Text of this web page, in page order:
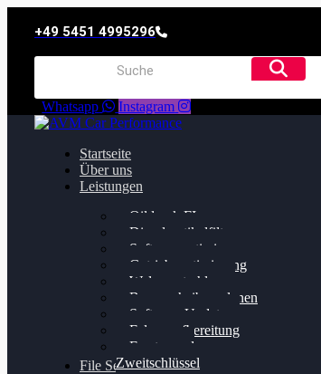
+49 5451 4995296
Whatsapp Instagram
Startseite
Über uns
Leistungen
Oildruck FIx
Dieselpartikelfilter
Softwareoptimierung
Getriebeoptimierung
Walnussstrahlen
Bremsscheiben planen
Software Update
Felgenaufbereitung
Ersatz- und
Zweitschlüssel
File Service